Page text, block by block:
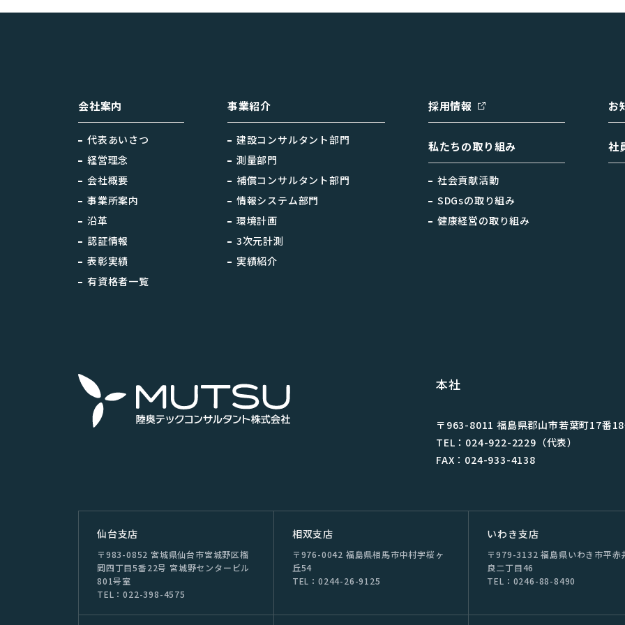
会社案内
代表あいさつ
経営理念
会社概要
事業所案内
沿革
認証情報
表彰実績
有資格者一覧
事業紹介
建設コンサルタント部門
測量部門
補償コンサルタント部門
情報システム部門
環境計画
3次元計測
実績紹介
採用情報
私たちの取り組み
社会貢献活動
SDGsの取り組み
健康経営の取り組み
お
社
本社
〒963-8011 福島県郡⼭市若葉町17番
TEL：024-922-2229（代表）
FAX：024-933-4138
仙台⽀店
〒983-0852 宮城県仙台市宮城野区榴
岡四丁目5番22号 宮城野センタービル
801号室
TEL：022-398-4575
相双⽀店
〒976-0042 福島県相⾺市中村字桜ヶ
丘54
TEL：0244-26-9125
いわき支店
〒979-3132 福島県いわき市平⾚
良⼆丁⽬46
TEL：0246-88-8490